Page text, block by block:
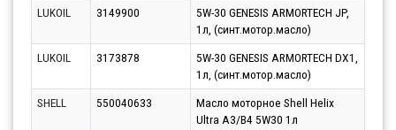
LUKOIL 3149900
5W-30 GENESIS ARMORTECH JP,
1л, (синт.мотор.масло)
LUKOIL
3173878
5W-30 GENESIS ARMORTECH DX1,
1л, (синт.мотор.масло)
SHELL
550040633
Масло моторное Shell Helix
Ultra A3/B4 5W30 1л